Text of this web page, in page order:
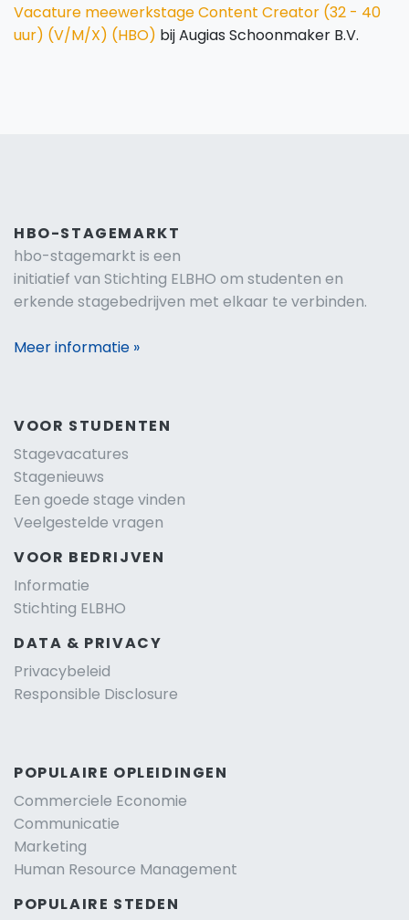
Vacature meewerkstage Content Creator (32 - 40
uur) (V/M/X) (HBO) bij Augias Schoonmaker B.V.
HBO-STAGEMARKT
hbo-stagemarkt is een
initiatief van Stichting ELBHO om studenten en
erkende stagebedrijven met elkaar te verbinden.
Meer informatie »
VOOR STUDENTEN
Stagevacatures
Stagenieuws
Een goede stage vinden
Veelgestelde vragen
VOOR BEDRIJVEN
Informatie
Stichting ELBHO
DATA & PRIVACY
Privacybeleid
Responsible Disclosure
POPULAIRE OPLEIDINGEN
Commerciele Economie
Communicatie
Marketing
Human Resource Management
POPULAIRE STEDEN